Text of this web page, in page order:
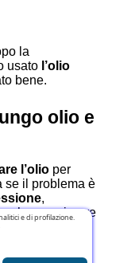
la
usato l’olio
bene.
olio e
l’olioper
se il problema è
,
peggiorare
e di profilazione.